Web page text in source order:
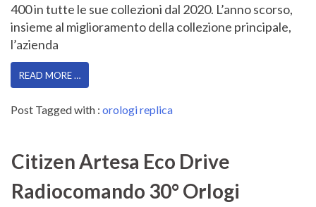
400 in tutte le sue collezioni dal 2020. L’anno scorso,
insieme al miglioramento della collezione principale,
l’azienda
READ MORE …
Post Tagged with : orologi replica
Citizen Artesa Eco Drive
Radiocomando 30° Orlogi